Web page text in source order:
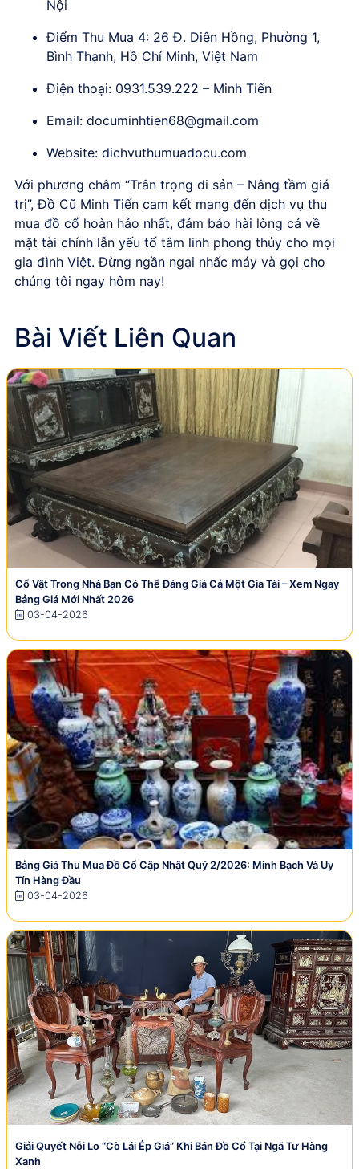
Nội
Điểm Thu Mua 4: 26 Đ. Diên Hồng, Phường 1,
Bình Thạnh, Hồ Chí Minh, Việt Nam
Điện thoại: 0931.539.222 – Minh Tiến
Email: documinhtien68@gmail.com
Website: dichvuthumuadocu.com
Với phương châm “Trân trọng di sản – Nâng tầm giá
trị”, Đồ Cũ Minh Tiến cam kết mang đến dịch vụ thu
mua đồ cổ hoàn hảo nhất, đảm bảo hài lòng cả về
mặt tài chính lẫn yếu tố tâm linh phong thủy cho mọi
gia đình Việt. Đừng ngần ngại nhấc máy và gọi cho
chúng tôi ngay hôm nay!
Bài Viết Liên Quan
Cổ Vật Trong Nhà Bạn Có Thể Đáng Giá Cả Một Gia Tài – Xem Ngay
Bảng Giá Mới Nhất 2026
03-04-2026
Bảng Giá Thu Mua Đồ Cổ Cập Nhật Quý 2/2026: Minh Bạch Và Uy
Tín Hàng Đầu
03-04-2026
Giải Quyết Nỗi Lo “Cò Lái Ép Giá” Khi Bán Đồ Cổ Tại Ngã Tư Hàng
Xanh